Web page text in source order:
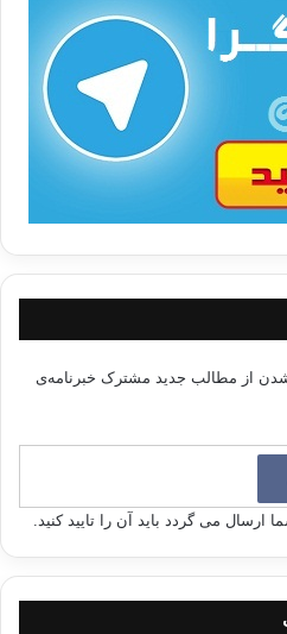
شدن از مطالب جدید مشترک خبرنامه‌ی
ارسال می گردد باید آن را تایید کنید.